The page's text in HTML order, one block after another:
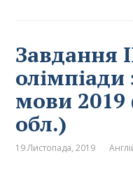
Завдання
олімпіади
мови 2019
обл.)
19 Листопада, 2019